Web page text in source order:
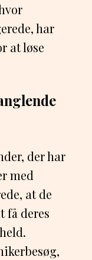
har
at løse
der har
med
at de
få deres